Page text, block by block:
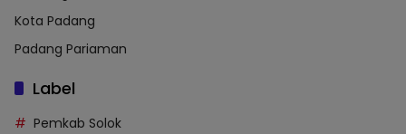
Kota Padang
Padang Pariaman
Label
Pemkab Solok